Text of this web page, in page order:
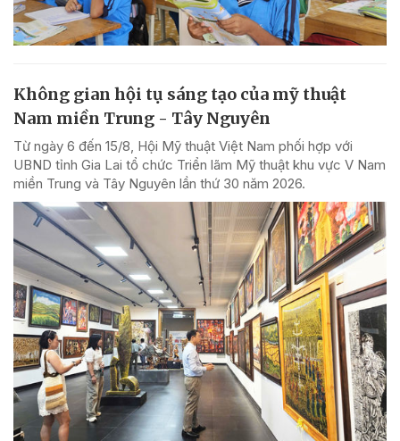
Không gian hội tụ sáng tạo của mỹ thuật
Nam miền Trung - Tây Nguyên
Từ ngày 6 đến 15/8, Hội Mỹ thuật Việt Nam phối hợp với
UBND tỉnh Gia Lai tổ chức Triển lãm Mỹ thuật khu vực V Nam
miền Trung và Tây Nguyên lần thứ 30 năm 2026.